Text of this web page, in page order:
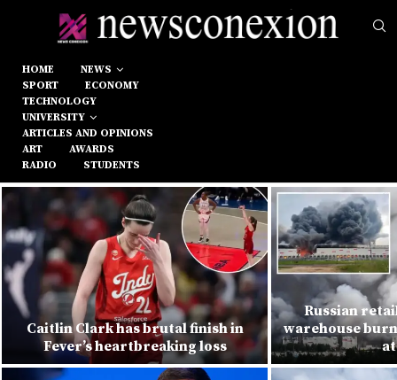
HOME
NEWS
SPORT
ECONOMY
TECHNOLOGY
UNIVERSITY
ARTICLES AND OPINIONS
ART
AWARDS
RADIO
STUDENTS
Caitlin Clark has brutal finish in
Fever’s heartbreaking loss
Russian
warehouse